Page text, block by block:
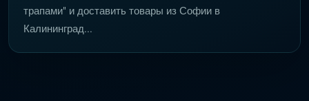
трапами" и доставить товары из Софии в
Калининград...